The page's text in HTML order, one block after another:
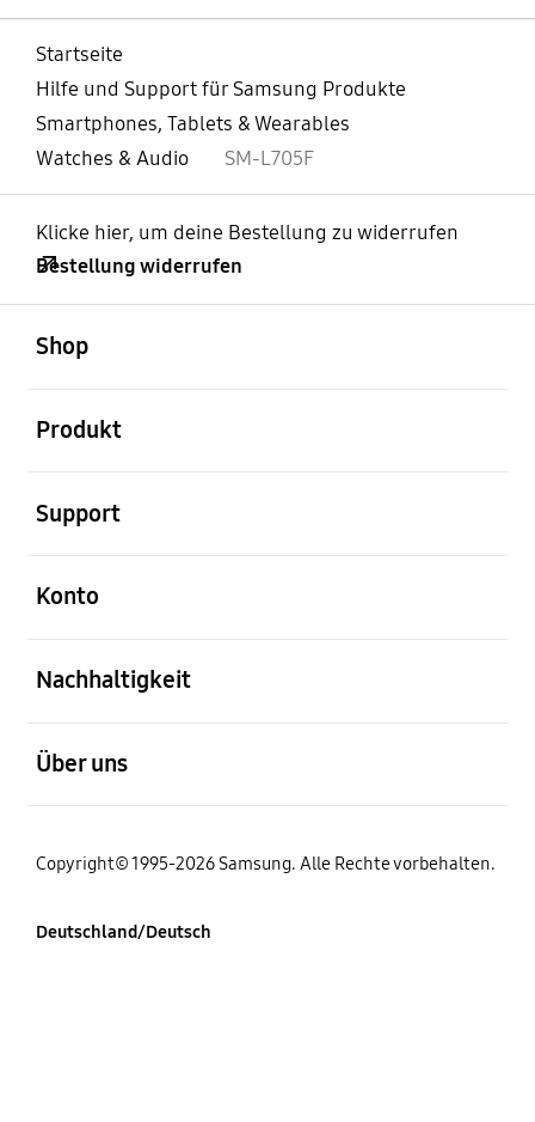
Startseite
Hilfe und Support für Samsung Produkte
Smartphones, Tablets & Wearables
Watches & Audio
SM-L705F
Klicke hier, um deine Bestellung zu widerrufen
Bestellung widerrufen
Shop
Produkt
Support
Konto
Nachhaltigkeit
Über uns
Copyright© 1995-2026 Samsung. Alle Rechte vorbehalten.
Deutschland/Deutsch